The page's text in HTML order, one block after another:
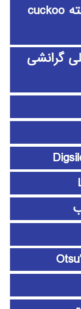
الگوریتم جستجوی فاخته cuckoo
گرانشی